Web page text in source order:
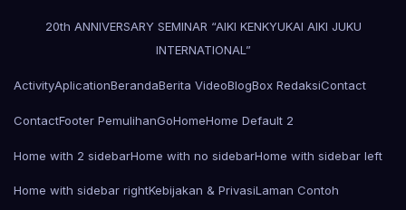
20th ANNIVERSARY SEMINAR “AIKI KENKYUKAI AIKI JUKU
INTERNATIONAL”
ActivityAplicationBerandaBerita VideoBlogBox RedaksiContact
ContactFooter PemulihanGoHomeHome Default 2
Home with 2 sidebarHome with no sidebarHome with sidebar left
Home with sidebar rightKebijakan & PrivasiLaman Contoh